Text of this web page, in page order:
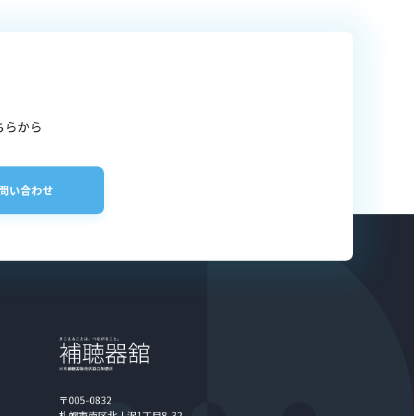
から
い合わせ
〒005-0832